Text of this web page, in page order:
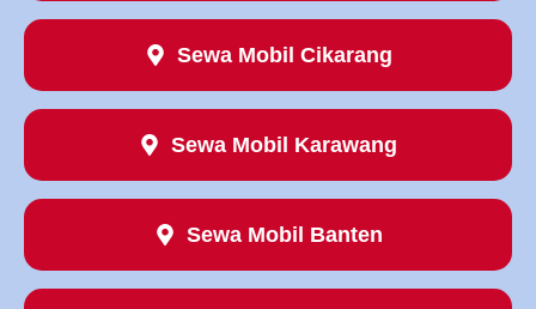
Sewa Mobil Cikarang
Sewa Mobil Karawang
Sewa Mobil Banten